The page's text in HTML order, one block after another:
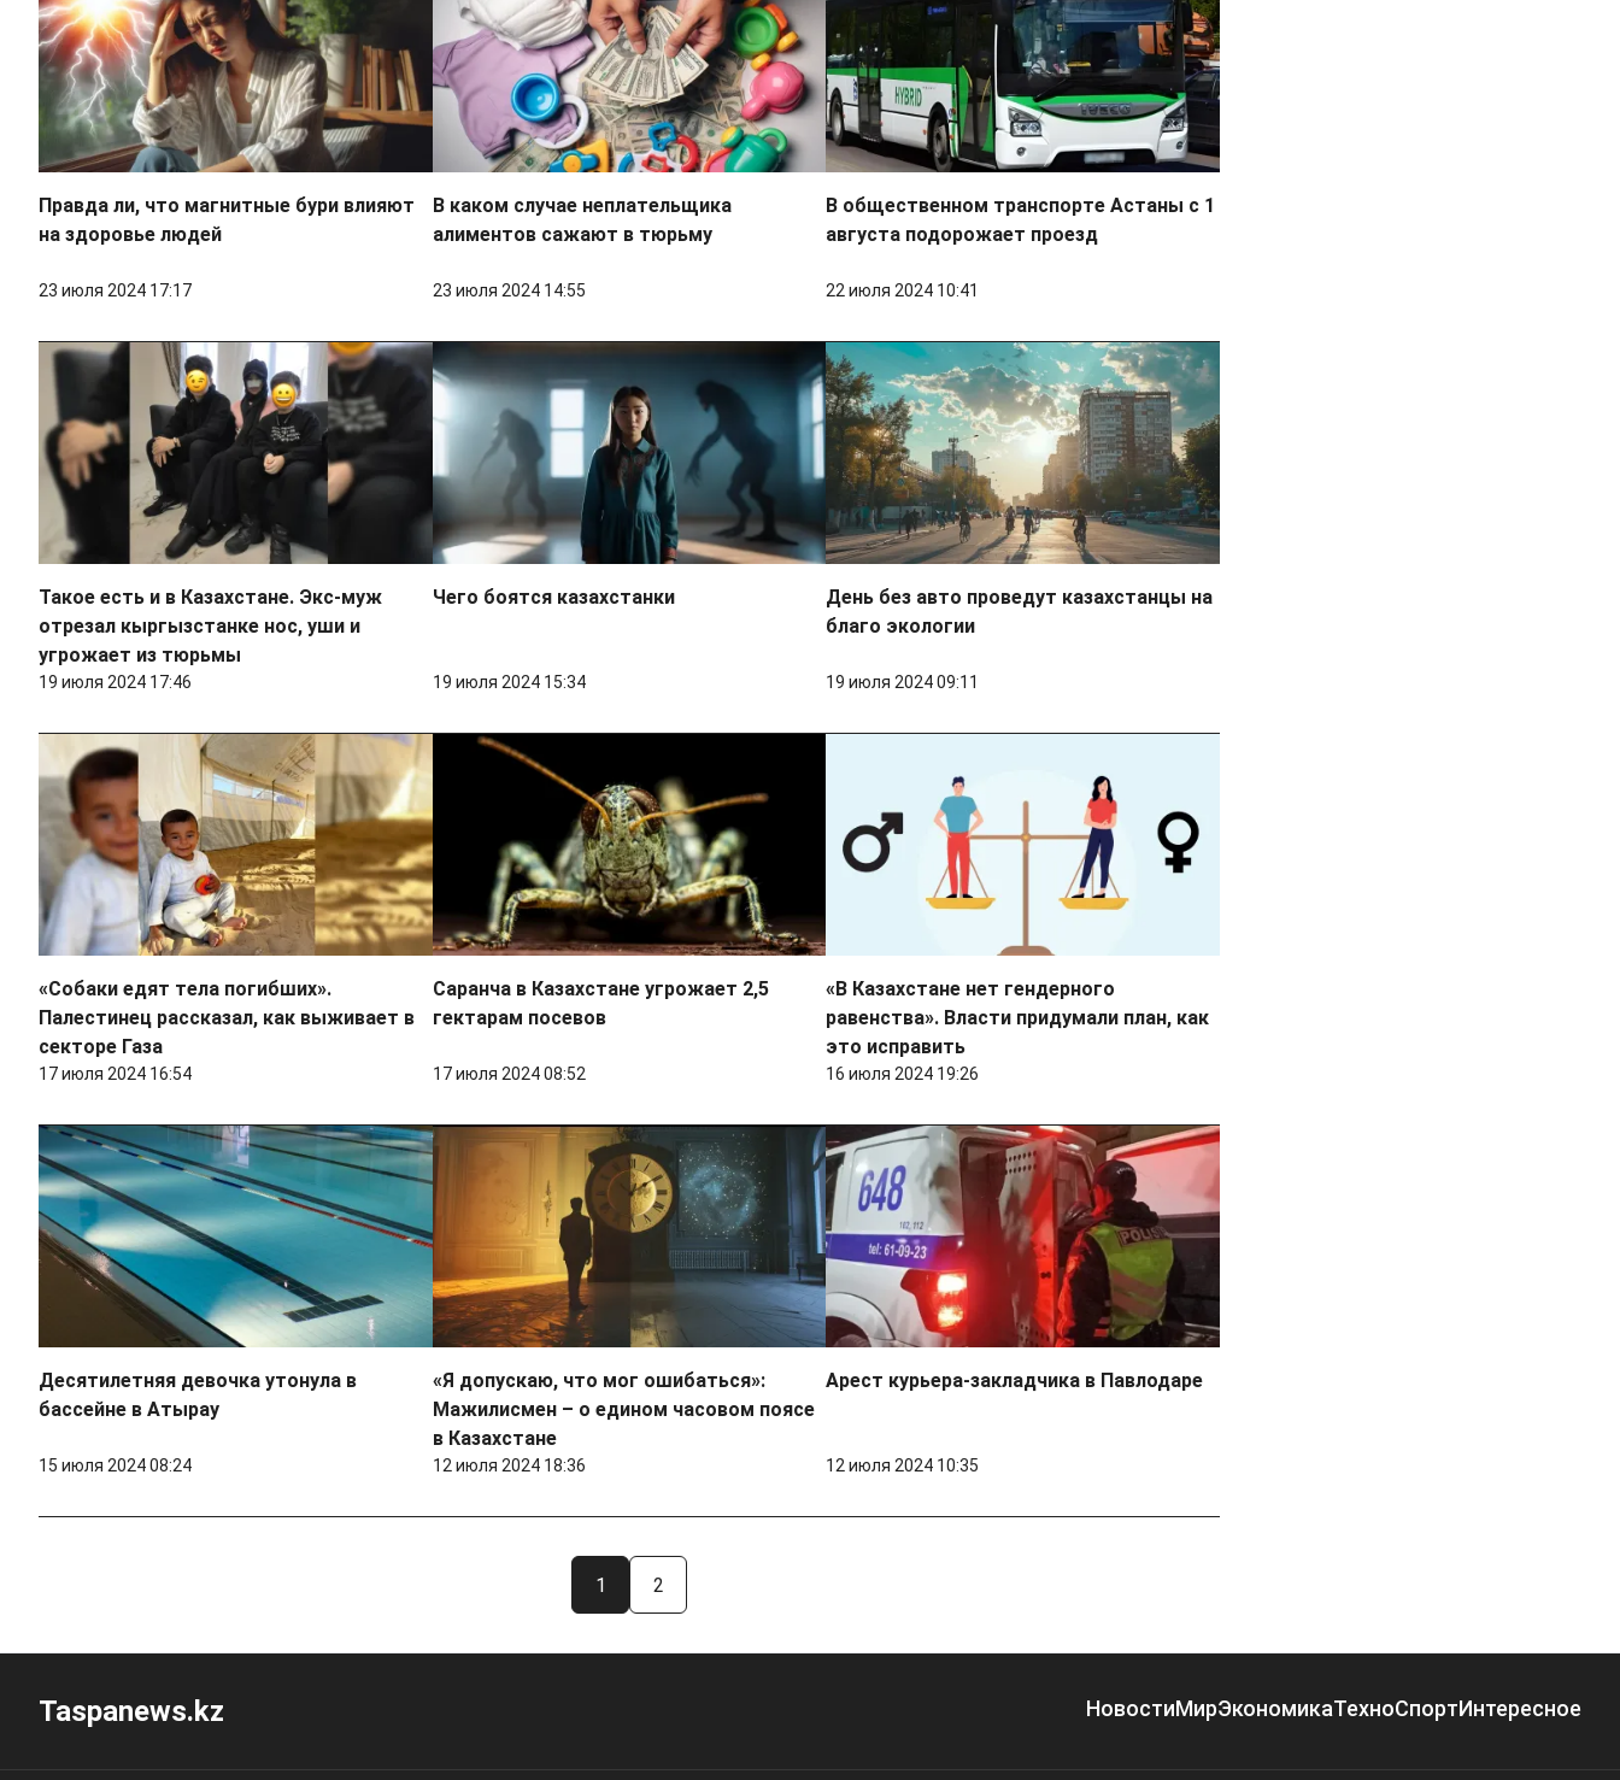
Правда ли, что магнитные бури влияют
на здоровье людей
23 июля 2024 17:17
В каком случае неплательщика
алиментов сажают в тюрьму
23 июля 2024 14:55
В общественном транспорте Астаны с 1
августа подорожает проезд
22 июля 2024 10:41
Такое есть и в Казахстане. Экс-муж
отрезал кыргызстанке нос, уши и
угрожает из тюрьмы
19 июля 2024 17:46
Чего боятся казахстанки
19 июля 2024 15:34
День без авто проведут казахстанцы на
благо экологии
19 июля 2024 09:11
«Собаки едят тела погибших».
Палестинец рассказал, как выживает в
секторе Газа
17 июля 2024 16:54
Саранча в Казахстане угрожает 2,5
гектарам посевов
17 июля 2024 08:52
«В Казахстане нет гендерного
равенства». Власти придумали план, как
это исправить
16 июля 2024 19:26
Десятилетняя девочка утонула в
бассейне в Атырау
15 июля 2024 08:24
«Я допускаю, что мог ошибаться»:
Мажилисмен – о едином часовом поясе
в Казахстане
12 июля 2024 18:36
Арест курьера-закладчика в Павлодаре
12 июля 2024 10:35
1 2
Taspanews.kz НовостиМирЭкономикаТехноСпортИнтересное